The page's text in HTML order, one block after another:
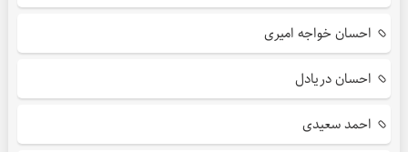
احسان خواجه امیری
احسان دریادل
احمد سعیدی